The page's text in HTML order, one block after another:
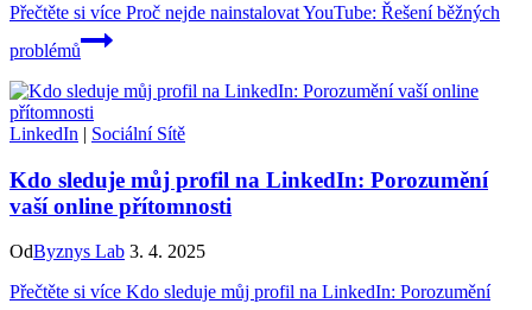
Přečtěte si více Proč nejde nainstalovat YouTube: Řešení běžných
problémů
LinkedIn | Sociální Sítě
Kdo sleduje můj profil na LinkedIn: Porozumění
vaší online přítomnosti
OdByznys Lab 3. 4. 2025
Přečtěte si více Kdo sleduje můj profil na LinkedIn: Porozumění